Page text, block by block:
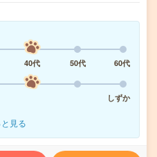
40代 50代
60代
しずか
見る